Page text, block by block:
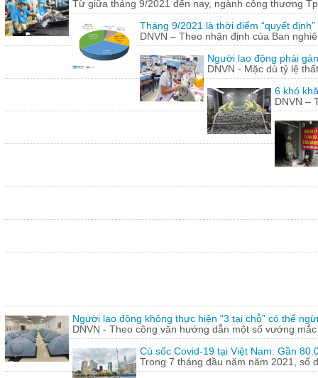
Từ giữa tháng 9/2021 đến nay, ngành công thương
Tháng 9/2021 là thời điểm “quyết
DNVN – Theo nhận định của Ban
Người lao động phải
DNVN - Mặc dù tỷ lệ
6 khó
DNVN –
Người lao động không thực hiện “3 tại chỗ” có thể
DNVN - Theo công văn hướng dẫn một số vướng
Cú sốc Covid-19 tại Việt Nam: Gần
Trong 7 tháng đầu năm năm 2021, số